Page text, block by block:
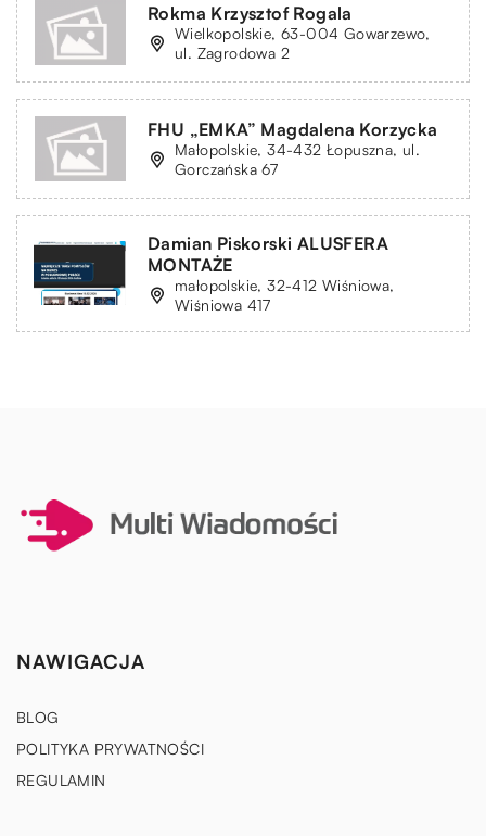
Rokma Krzysztof Rogala
Wielkopolskie, 63-004 Gowarzewo,
ul. Zagrodowa 2
FHU „EMKA” Magdalena Korzycka
Małopolskie, 34-432 Łopuszna, ul.
Gorczańska 67
Damian Piskorski ALUSFERA
MONTAŻE
małopolskie, 32-412 Wiśniowa,
Wiśniowa 417
NAWIGACJA
BLOG
POLITYKA PRYWATNOŚCI
REGULAMIN